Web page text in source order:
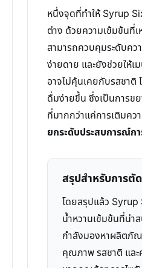
หนึ่งจุดที่ทำให้ Syrup
ต่าง ด้วยความเข้มข้นที่เ
สามารถควบคุมระดับคว
ง่ายดาย และยังช่วยให้
อาจไม่คุ้นเคยกับรสชาติ
ดื่มง่ายขึ้น ซึ่งเป็นการข
ที่มากกว่าแค่การเติมคว
ยกระดับประสบการณ์ก
สรุปสำหรับการตั
โดยสรุปแล้ว
น้ำหวานเข้มข้นที่น่า
กำลังมองหาผลิตภั
คุณภาพ รสชาติ แล